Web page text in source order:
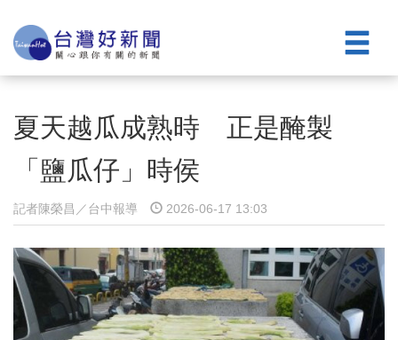
夏天越瓜成熟時 正是醃製
「鹽瓜仔」時侯
記者陳榮昌／台中報導 2026-06-17 13:03